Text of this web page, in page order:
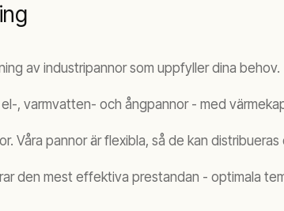
av industripannor som uppfyller dina behov.
, varmvatten- och ångpannor - med
pannor är flexibla, så de kan
den mest effektiva prestandan - optimala